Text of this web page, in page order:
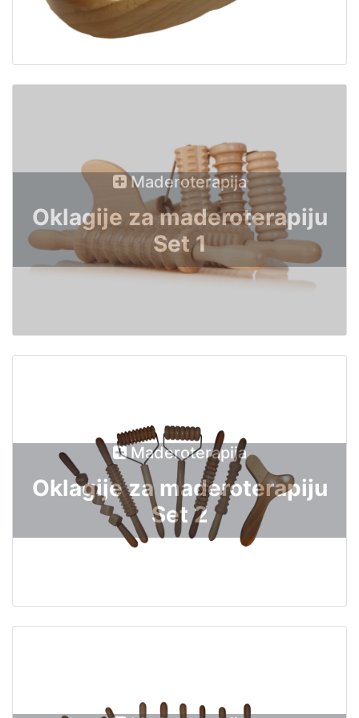
Maderoterapija
Oklagije za maderoterapiju
Set 1
Maderoterapija
Oklagije za maderoterapiju
Set 2